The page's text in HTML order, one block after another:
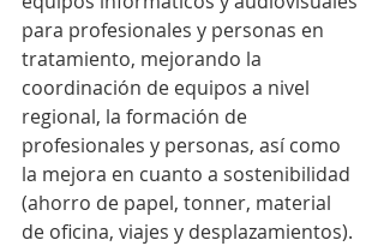
para profesionales y personas en
tratamiento, mejorando la
coordinación de equipos a nivel
regional, la formación de
profesionales y personas, así como
la mejora en cuanto a sostenibilidad
(ahorro de papel, tonner, material
de oficina, viajes y desplazamientos).